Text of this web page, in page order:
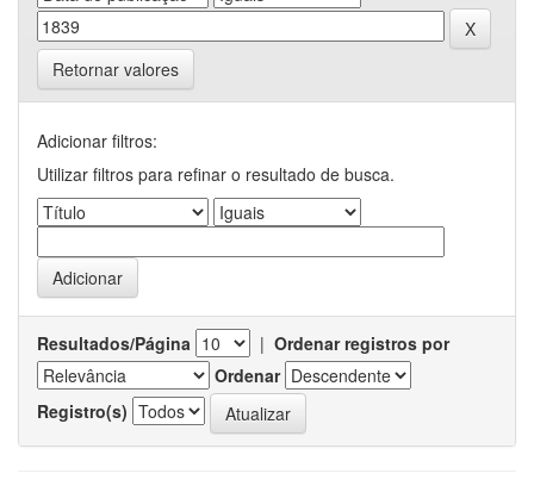
Retornar valores
Adicionar filtros:
Utilizar filtros para refinar o resultado de busca.
Resultados/Página | Ordenar registros por
Ordenar
Registro(s)